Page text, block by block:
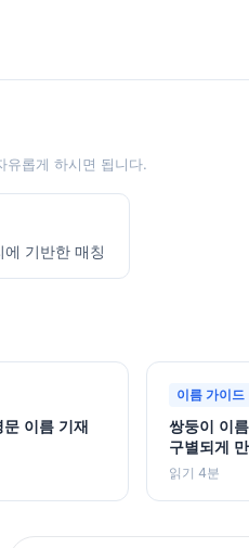
유롭게 하시면 됩니다.
기반한 매칭
이름 기재
이름 가이드
쌍둥이 이
구별되게
읽기 4분